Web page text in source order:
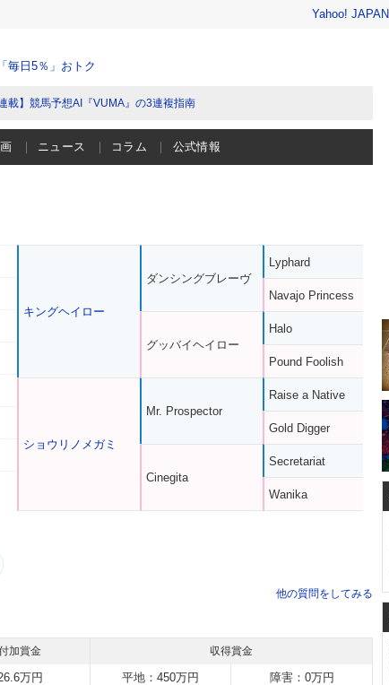
Yahoo! JAPAN
毎日5％」おトク
連載】競馬予想AI『VUMA』の3連複指南
ニュース コラム 公式情報
キングヘイロー
ショウリノメガミ
ダンシングブレーヴ
グッバイヘイロー
Mr. Prospector
Cinegita
Lyphard
Navajo Princess
Halo
Pound Foolish
Raise a Native
Gold Digger
Secretariat
Wanika
他の質問をしてみる
加賞金 収得賞金
万円 平地：450万円 障害：0万円